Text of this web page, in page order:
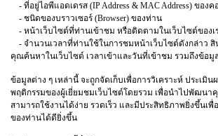
- ที่อยู่ไอพีแอดเดรส (IP Address & MAC Address) ของ
- ชนิดของบราวเซอร์ (Browser) ของท่าน
- หน้าเว็บไซต์ที่ท่านเข้าชม หรือติดตามในเว็บไซต์ของเ
- จำนวนเวลาที่ท่านใช้ในการชมหน้าเว็บไซต์ดังกล่าว
คุณค้นหาในเว็บไซต์ เวลาเข้าและวันที่เข้าชม รวมถึงข้อมู
ข้อมูลต่าง ๆ เหล่านี้ จะถูกจัดเก็บเพื่อการวิเคราะห์ ประเมิ
พฤติกรรมของผู้เยี่ยมชมเว็บไซต์โดยรวม เพื่อนำไปพัฒนา
สามารถใช้งานได้ง่าย รวดเร็ว และมีประสิทธิภาพยิ่งขึ้นเ
ของท่านได้ดียิ่งขึ้น